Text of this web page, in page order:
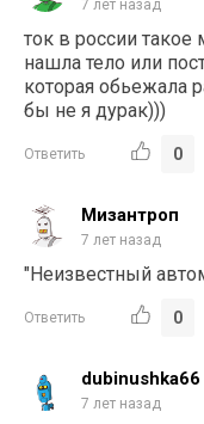
7 лет назад
ток в россии
нашла тело или
которая обьежала
бы не я дурак)))
Ответить 0
Мизантроп
7 лет назад
"Неизвестный
Ответить 0
dubinushka66
7 лет назад